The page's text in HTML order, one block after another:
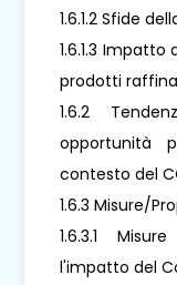
1.6.1.2 Sfide
1.6.1.3
prodotti
1.6.2
opportunità
contesto del
1.6.3 Misure/
1.6.3.1
l'impatto del